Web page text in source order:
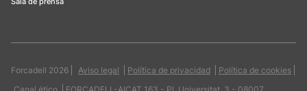
Forcadell 2026 Aviso legal Política de privacidad
Política de cookies